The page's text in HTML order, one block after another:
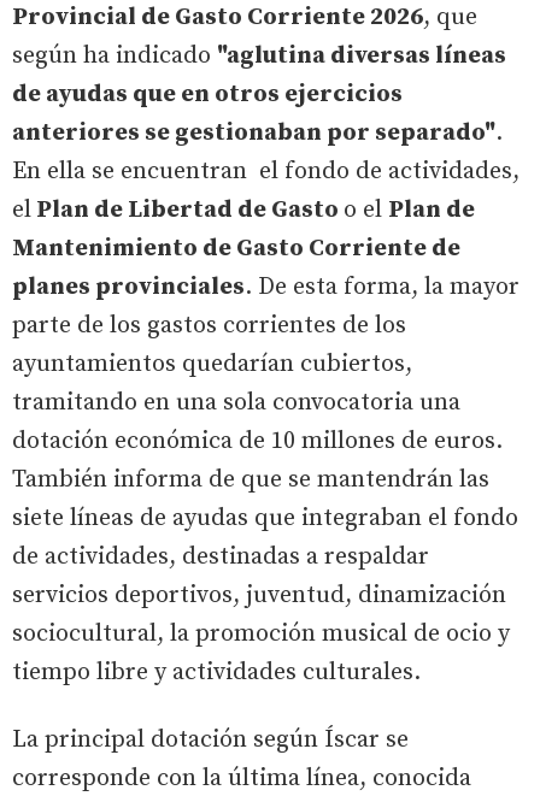
Provincial de Gasto Corriente 2026, que
según ha indicado "aglutina diversas líneas
de ayudas que en otros ejercicios
anteriores se gestionaban por separado".
En ella se encuentran el fondo de actividades,
el Plan de Libertad de Gasto o el Plan de
Mantenimiento de Gasto Corriente de
planes provinciales. De esta forma, la mayor
parte de los gastos corrientes de los
ayuntamientos quedarían cubiertos,
tramitando en una sola convocatoria una
dotación económica de 10 millones de euros.
También informa de que se mantendrán las
siete líneas de ayudas que integraban el fondo
de actividades, destinadas a respaldar
servicios deportivos, juventud, dinamización
sociocultural, la promoción musical de ocio y
tiempo libre y actividades culturales.
La principal dotación según Íscar se
corresponde con la última línea, conocida